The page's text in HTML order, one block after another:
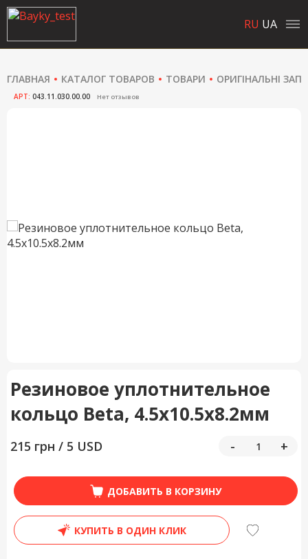
RU UA
ГЛАВНАЯ КАТАЛОГ ТОВАРОВ ТОВАРИ ОРИГІНАЛЬНІ
АРТ: 043.11.030.00.00 Нет отзывов
Резиновое уплотнительное
кольцо Beta, 4.5x10.5x8.2мм
215 грн / 5 USD - +
ДОБАВИТЬ В КОРЗИНУ
КУПИТЬ В ОДИН КЛИК